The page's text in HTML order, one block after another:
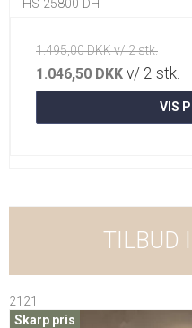
HS-25800-DH
1.495,00 DKK v/ 2 stk.
1.046,50 DKK v/ 2 stk.
VIS
TILBUD
2121
Skarp pris